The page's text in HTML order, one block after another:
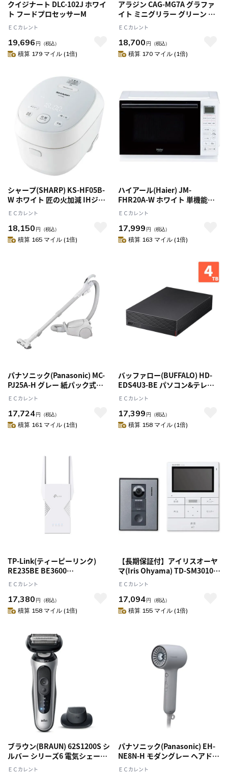
クイジナート DLC-102J ホワイ
ト フードプロセッサーM
ＥＣカレント
19,696 円 （税込）
積算 179 マイル (1倍)
アラジン CAG-MG7A グラファ
イト ミニグリラー グリーン ホ
ットプレート
ＥＣカレント
18,700 円 （税込）
積算 170 マイル (1倍)
シャープ(SHARP) KS-HF05B-
W ホワイト 匠の火加減 IHジャ
ー炊飯器 3合
ＥＣカレント
18,150 円 （税込）
積算 165 マイル (1倍)
ハイアール(Haier) JM-
FHR20A-W ホワイト 単機能レ
ンジ
ＥＣカレント
17,999 円 （税込）
積算 163 マイル (1倍)
パナソニック(Panasonic) MC-
PJ25A-H グレー 紙パック式キ
ャニスター掃除機
ＥＣカレント
17,724円 （税込）
積算 161 マイル (1倍)
バッファロー(BUFFALO) HD-
EDS4U3-BE パソコン&テレビ
録画用 外付けHDD 4TB
ＥＣカレント
17,399 円 （税込）
積算 158 マイル (1倍)
TP-Link(ティーピーリンク)
RE235BE BE3600
2882Mbps+688Mbps デュアル
バンドWi-Fi 7中継器 外部アン
テナx2
ＥＣカレント
17,380 円 （税込）
積算 158 マイル (1倍)
【長期保証付】アイリスオーヤ
マ(Iris Ohyama) TD-SM3010T-
WSH ホワイト/ガンメタリック
テレビドアホン
ＥＣカレント
17,094円 （税込）
積算 155 マイル (1倍)
ブラウン(BRAUN) 62S1200S シ
ルバー シリーズ6 電気シェーバ
ー
ＥＣカレント
パナソニック(Panasonic) EH-
NE8N-H モダングレー ヘアドラ
イヤー イオニティ Panasonic
ＥＣカレント